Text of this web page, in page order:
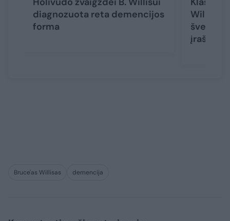
diagnozuota reta demencijos
forma
Williso
įraše
Bruce'as Willisas demencija